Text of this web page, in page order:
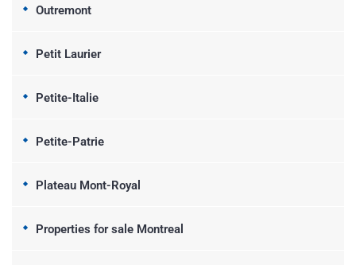
Outremont
Petit Laurier
Petite-Italie
Petite-Patrie
Plateau Mont-Royal
Properties for sale Montreal